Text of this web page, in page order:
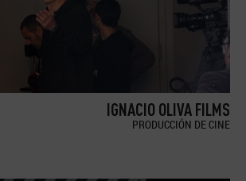
IGNACIO OLIVA FILMS
PRODUCCIÓN DE CINE